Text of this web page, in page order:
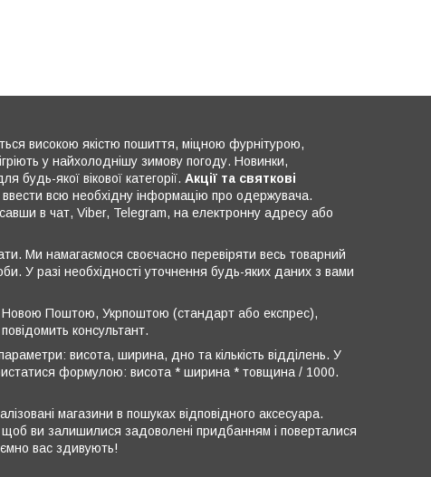
високою якістю пошиття, міцною фурнітурою,
у найхолоднішу зимову погоду. Новинки,
будь-якої вікової категорії. Акції та святкові
всю необхідну інформацію про одержувача.
в чат, Viber, Telegram, на електронну адресу або
Ми намагаємося своєчасно перевіряти весь товарний
У разі необхідності уточнення будь-яких даних з вами
Новою Поштою, Укрпоштою (стандарт або експрес),
консультант.
висота, ширина, дно та кількість відділень. У
формулою: висота * ширина * товщина / 1000.
магазини в пошуках відповідного аксесуара.
ви залишилися задоволені придбанням і поверталися
вас здивують!